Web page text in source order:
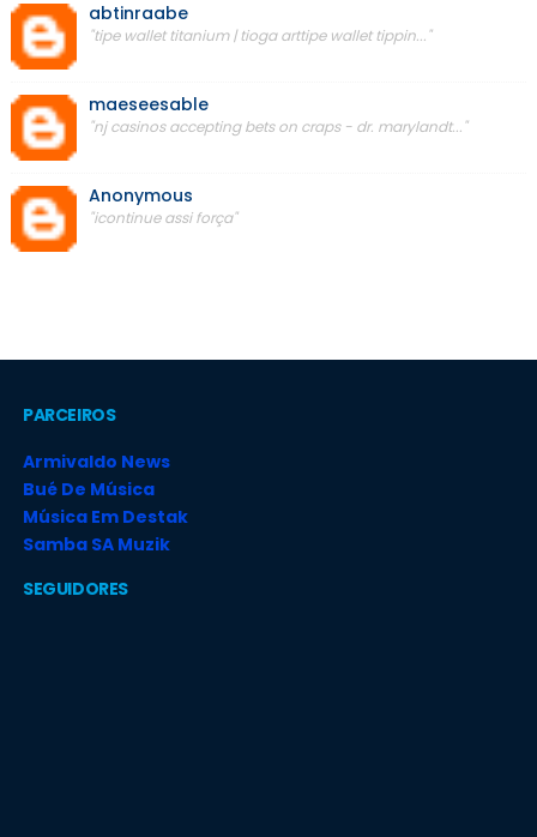
abtinraabe
"tipe wallet titanium | tioga arttipe wallet tippin..."
maeseesable
"nj casinos accepting bets on craps - dr. marylandt..."
Anonymous
"icontinue assi força"
PARCEIROS
Armivaldo News
Bué De Música
Música Em Destak
Samba SA Muzik
SEGUIDORES